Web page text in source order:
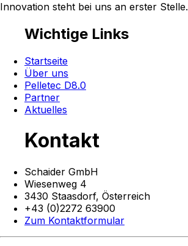
Innovation steht bei uns an erster Stelle.
Wichtige Links
Startseite
Über uns
Pelletec D8.0
Partner
Aktuelles
Kontakt
Schaider GmbH
Wiesenweg 4
3430 Staasdorf, Österreich
+43 (0)2272 63900
Zum Kontaktformular